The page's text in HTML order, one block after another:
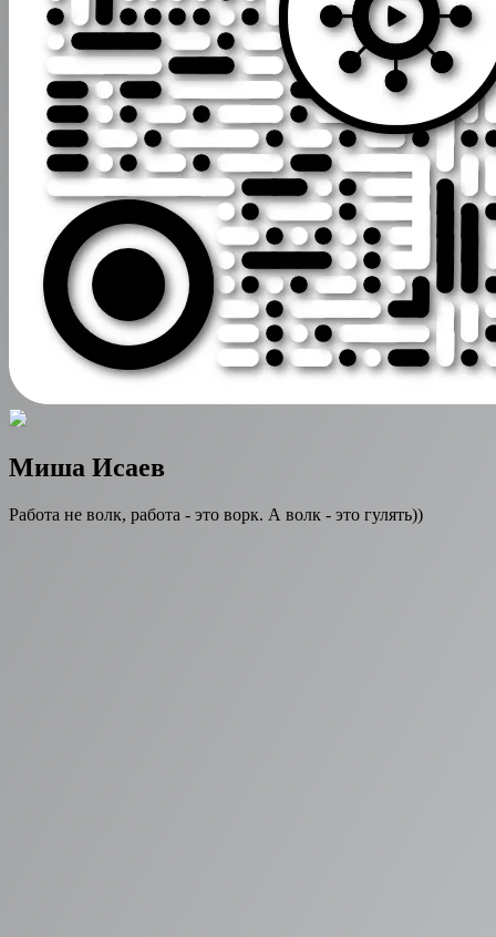
Миша Исаев
Работа не волк, работа - это ворк. А волк - это гулять))